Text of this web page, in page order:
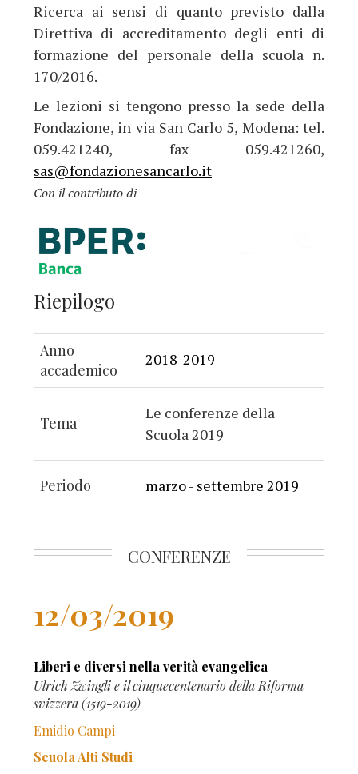
Ricerca ai sensi di quanto previsto dalla
Direttiva di accreditamento degli enti di
formazione del personale della scuola n.
170/2016.
Le lezioni si tengono presso la sede della
Fondazione, in via San Carlo 5, Modena: tel.
059.421240, fax 059.421260,
sas@fondazionesancarlo.it
Con il contributo di
Riepilogo
Anno
accademico
2018-2019
Tema
Le conferenze della
Scuola 2019
Periodo marzo - settembre 2019
CONFERENZE
12/03/2019
Liberi e diversi nella verità evangelica
Ulrich Zwingli e il cinquecentenario della Riforma
svizzera (1519-2019)
Emidio Campi
Scuola Alti Studi